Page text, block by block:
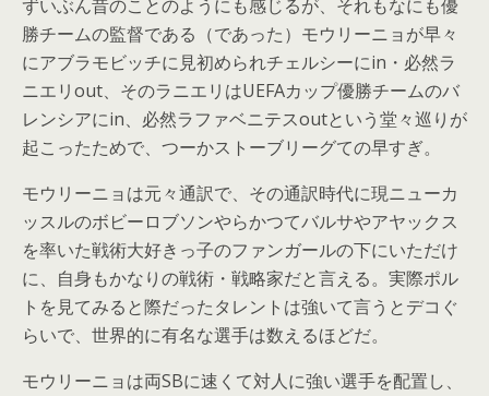
ずいぶん昔のことのようにも感じるが、それもなにも優
勝チームの監督である（であった）モウリーニョが早々
にアブラモビッチに見初められチェルシーにin・必然ラ
ニエリout、そのラニエリはUEFAカップ優勝チームのバ
レンシアにin、必然ラファベニテスoutという堂々巡りが
起こったためで、つーかストーブリーグての早すぎ。
モウリーニョは元々通訳で、その通訳時代に現ニューカ
ッスルのボビーロブソンやらかつてバルサやアヤックス
を率いた戦術大好きっ子のファンガールの下にいただけ
に、自身もかなりの戦術・戦略家だと言える。実際ポル
トを見てみると際だったタレントは強いて言うとデコぐ
らいで、世界的に有名な選手は数えるほどだ。
モウリーニョは両SBに速くて対人に強い選手を配置し、